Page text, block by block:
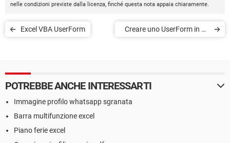
nelle condizioni previste dalla licenza, finché questa nota appaia chiaramente.
Excel VBA UserForm
Creare uno UserForm in un
POTREBBE ANCHE INTERESSARTI
Immagine profilo whatsapp sgranata
Barra multifunzione excel
Piano ferie excel